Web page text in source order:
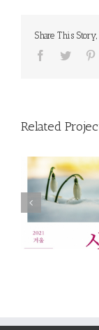
Share This
Related
『생협